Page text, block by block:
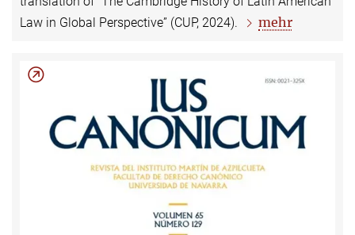
Law in Global Perspective” (CUP, 2024).
mehr